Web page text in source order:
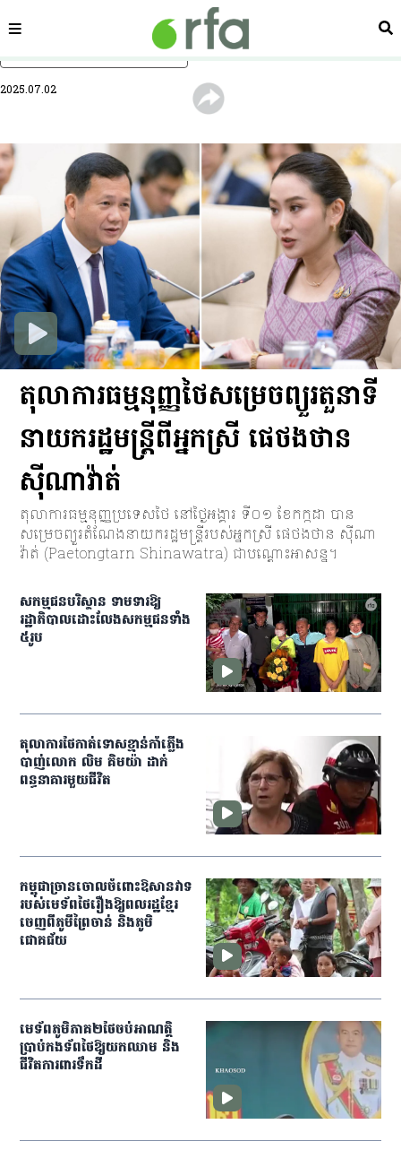
រំលងទៅមាតិកាចម្បង
ផ្នែក ស្វ
2025.07.02
តុលាការធម្មនុញ្ញថៃសម្រេចព្យួរតួនាទី
នាយករដ្ឋមន្ត្រីពីអ្នកស្រី ផេថងថាន
ស៊ីណាវ៉ាត់
តុលាការធម្មនុញ្ញប្រទេសថៃ នៅថ្ងៃអង្គារ ទី០១ ខែកក្កដា បាន
សម្រេចព្យួរតំណែងនាយករដ្ឋមន្ត្រីរបស់អ្នកស្រី ផេថងថាន ស៊ីណា
វ៉ាត់ (Paetongtarn Shinawatra) ជាបណ្ដោះអាសន្ន។
សកម្មជន​​បរិស្ថាន ទាមទារ​ឱ្យ​
រដ្ឋាភិបាល​ដោះលែង​សកម្មជន​ទាំង​
៥​រូប
តុលាការ​ថៃកាត់ទោសខ្មាន់កាំភ្លើង
បាញ់​លោក​ លិម គិមយ៉ា ដាក់​
ពន្ធនាគារមួយជីវិត
កម្ពុជា​ច្រានចោលចំពោះ​ឱសានវាទ
របស់មេទ័ព​ថៃរឿងឱ្យពលរដ្ឋ​ខ្មែរ​
ចេញពី​ភូមីព្រៃចាន់ និងភូមិ
ជោគជ័យ
មេ​ទ័ព​ភូមិភាគ​២​ថៃ​ចប់​អាណត្តិ​
ប្រាប់​កង​ទ័ព​ថៃ​ឱ្យ​យក​ឈាម ​និង​
ជីវិត​ការពារ​ទឹកដី